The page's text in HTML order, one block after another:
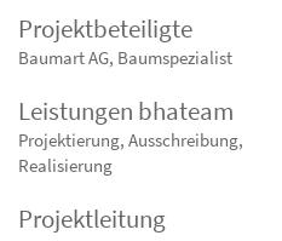
Projektbeteiligte
Baumart AG, Baumspezialist
Leistungen bhateam
Projektierung, Ausschreibung,
Realisierung
Projektleitung